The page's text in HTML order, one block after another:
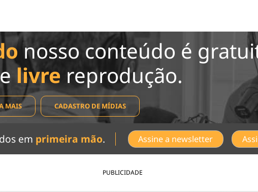
nosso conteúdo é
livre reprodução.
MAIS CADASTRO DE MÍDIAS
em primeira mão. Assine a newsletter
PUBLICIDADE